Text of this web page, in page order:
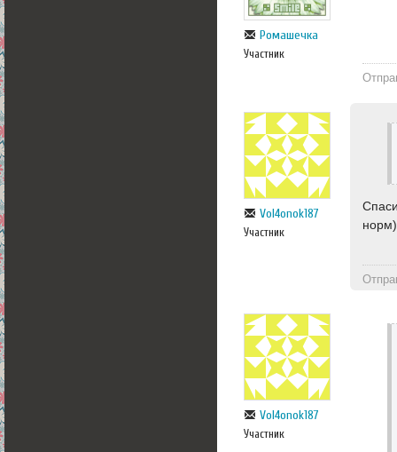
Ромашечка
Участник
Vol4onok187
Участник
Vol4onok187
Участник